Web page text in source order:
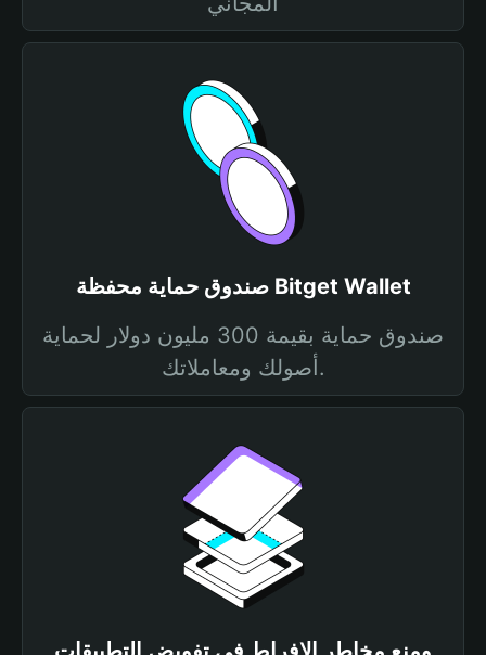
صندوق حماية محفظة Bitget Wallet
صندوق حماية بقيمة 300 مليون دولار لحماية
أصولك ومعاملاتك.